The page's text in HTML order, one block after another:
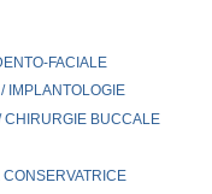
FACIALE
IMPLANTOLOGIE
CHIRURGIE BUCCALE